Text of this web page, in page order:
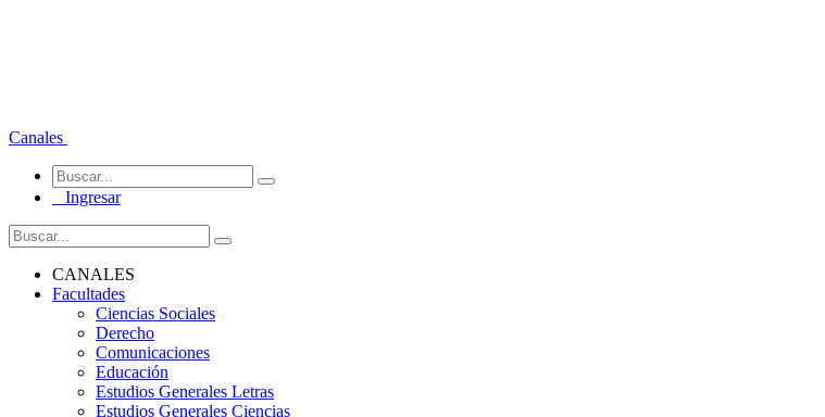
Canales
Ingresar
CANALES
Facultades
Ciencias Sociales
Derecho
Comunicaciones
Educación
Estudios Generales Letras
Estudios Generales Ciencias